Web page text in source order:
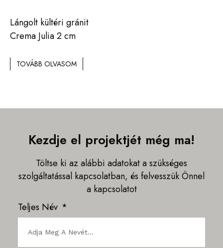
Lángolt kültéri gránit
Crema Julia 2 cm
TOVÁBB OLVASOM
Kezdje el projektjét még ma!
Töltse ki az alábbi adatokat a szükséges
szolgáltatással kapcsolatban, és felvesszük Önnel
a kapcsolatot
Teljes Név